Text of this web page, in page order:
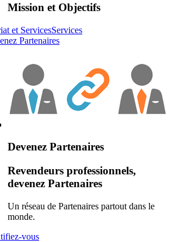
Mission et Objectifs
Services
Partenaires
Devenez Partenaires
Revendeurs professionnels,
devenez Partenaires
Un réseau de Partenaires partout dans le
monde.
vous